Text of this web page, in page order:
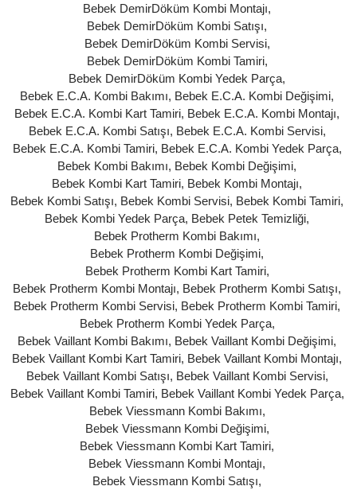
Bebek DemirDöküm Kombi Montajı,
Bebek DemirDöküm Kombi Satışı,
Bebek DemirDöküm Kombi Servisi,
Bebek DemirDöküm Kombi Tamiri,
Bebek DemirDöküm Kombi Yedek Parça,
Bebek E.C.A. Kombi Bakımı, Bebek E.C.A. Kombi Değişimi,
Bebek E.C.A. Kombi Kart Tamiri, Bebek E.C.A. Kombi Montajı,
Bebek E.C.A. Kombi Satışı, Bebek E.C.A. Kombi Servisi,
Bebek E.C.A. Kombi Tamiri, Bebek E.C.A. Kombi Yedek Parça,
Bebek Kombi Bakımı, Bebek Kombi Değişimi,
Bebek Kombi Kart Tamiri, Bebek Kombi Montajı,
Bebek Kombi Satışı, Bebek Kombi Servisi, Bebek Kombi Tamiri,
Bebek Kombi Yedek Parça, Bebek Petek Temizliği,
Bebek Protherm Kombi Bakımı,
Bebek Protherm Kombi Değişimi,
Bebek Protherm Kombi Kart Tamiri,
Bebek Protherm Kombi Montajı, Bebek Protherm Kombi Satışı,
Bebek Protherm Kombi Servisi, Bebek Protherm Kombi Tamiri,
Bebek Protherm Kombi Yedek Parça,
Bebek Vaillant Kombi Bakımı, Bebek Vaillant Kombi Değişimi,
Bebek Vaillant Kombi Kart Tamiri, Bebek Vaillant Kombi Montajı,
Bebek Vaillant Kombi Satışı, Bebek Vaillant Kombi Servisi,
Bebek Vaillant Kombi Tamiri, Bebek Vaillant Kombi Yedek Parça,
Bebek Viessmann Kombi Bakımı,
Bebek Viessmann Kombi Değişimi,
Bebek Viessmann Kombi Kart Tamiri,
Bebek Viessmann Kombi Montajı,
Bebek Viessmann Kombi Satışı,